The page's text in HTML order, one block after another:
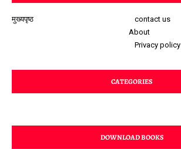
मुख्यपृष्ठ
contact us
About
Privacy policy
CATEGORIES
DOWNLOAD BOOKS